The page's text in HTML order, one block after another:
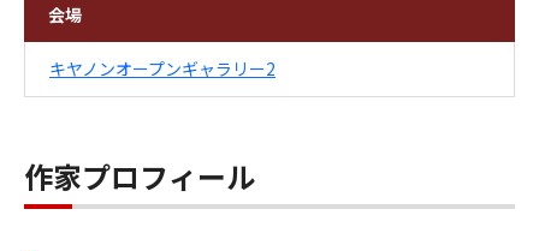
会場
キヤノンオープンギャラリー2
作家プロフィール